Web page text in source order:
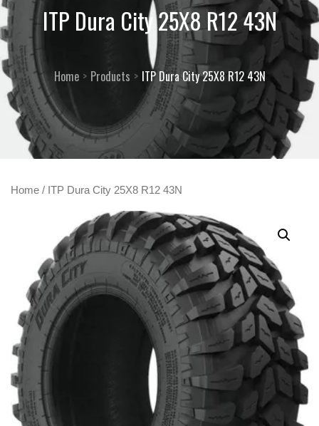
ITP Dura City 25X8 R12 43N
Home Products ITP Dura City 25X8 R12 43N
Home / ITP Dura City 25X8 R12 43N